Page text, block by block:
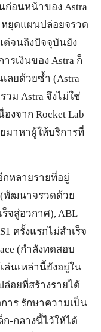
ก่อนหน้าของ Astra
ยุดแผนปล่อยจรวด
ต่จนถึงปัจจุบันยัง
รเงินของ Astra ก็
ลยด้วยซ้ำ (Astra
ม Astra จึงไม่ใช่
งจาก Rocket Lab
มาหาผู้ให้บริการที่
หลายรายที่อยู่
(พัฒนาจรวดด้วย
จสู่อวกาศ), ABL
ครั้งแรกไม่สำเร็จ
(กำลังทดสอบ
นเหล่านี้ยังอยู่ใน
อยที่สร้างรายได้
าร รักษาความเป็น
-กลางนี้ไว้ให้ได้